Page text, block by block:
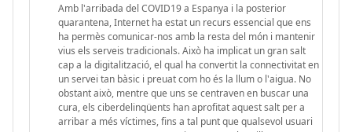
Amb l'arribada del COVID19 a Espanya i la posterior
quarantena, Internet ha estat un recurs essencial que ens
ha permès comunicar-nos amb la resta del món i mantenir
vius els serveis tradicionals. Això ha implicat un gran salt
cap a la digitalització, el qual ha convertit la connectivitat en
un servei tan bàsic i preuat com ho és la llum o l'aigua. No
obstant això, mentre que uns se centraven en buscar una
cura, els ciberdelinqüents han aprofitat aquest salt per a
arribar a més víctimes, fins a tal punt que qualsevol usuari